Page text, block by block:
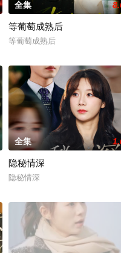
全集
等葡萄成熟后
等葡萄成熟后
全集
隐秘情深
隐秘情深